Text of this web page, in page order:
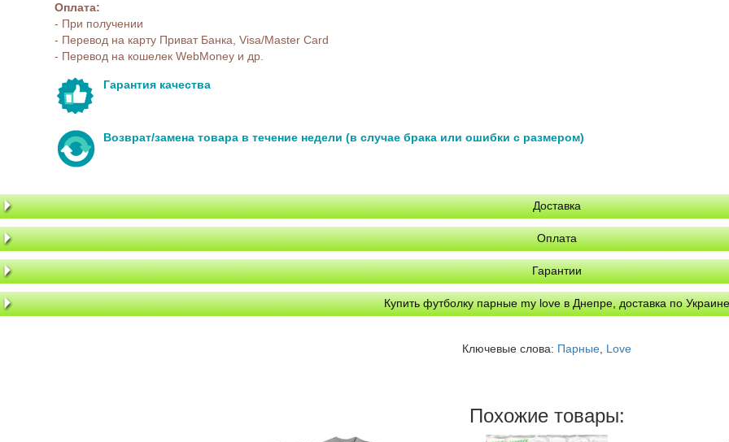
Оплата:
- При получении
- Перевод на карту Приват Банка, Visa/Master Card
- Перевод на кошелек WebMoney и др.
Гарантия качества
Возврат/замена товара в течение недели (в случае брака или ошибки с размером)
Доставка
Оплата
Гарантии
Купить футболку парные my love в Днепре, доставка по Украине
Ключевые слова: Парные Love
Похожие товары: